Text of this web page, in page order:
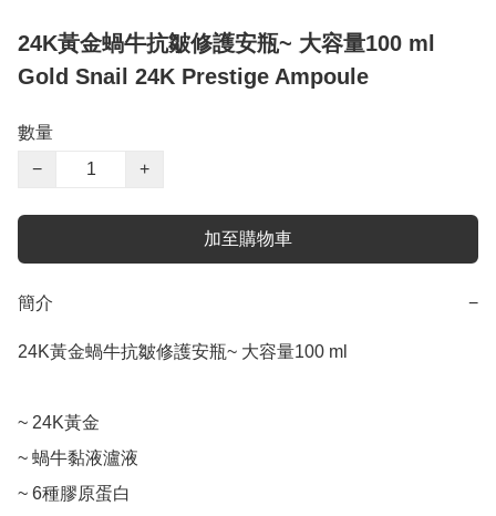
24K黃金蝸牛抗皺修護安瓶~ 大容量100 ml
Gold Snail 24K Prestige Ampoule
數量
−
+
加至購物車
簡介 −
24K黃金蝸牛抗皺修護安瓶~ 大容量100 ml
~ 24K黃金
~ 蝸牛黏液瀘液
~ 6種膠原蛋白